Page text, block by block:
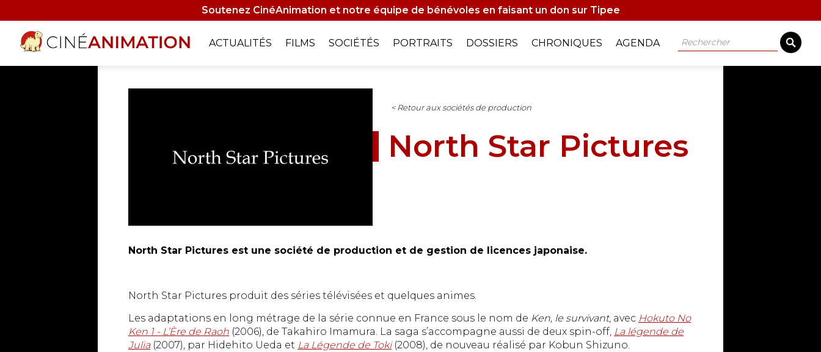
au
contenu
principal
Soutenez CinéAnimation et notre équipe de bénévoles en faisant un don sur Tipee
Navigation
ACTUALITÉS FILMS SOCIÉTÉS PORTRAITS DOSSIERS CHRONIQUES AGENDA Rechercher
< Retour aux sociétés de production
North Star Pictures
North Star Pictures est une société de production et de gestion de licences japonaise.
North Star Pictures produit des séries télévisées et quelques animes.
Les adaptations en long métrage de la série connue en France sous le nom de Ken, le survivant, avec Hokuto No
Ken 1 - L’Ère de Raoh (2006), de Takahiro Imamura. La saga s’accompagne aussi de deux spin-off, La légende de
Julia(2007), par Hidehito Ueda et La Légende de Toki(2008), de nouveau réalisé par Kobun Shizuno.